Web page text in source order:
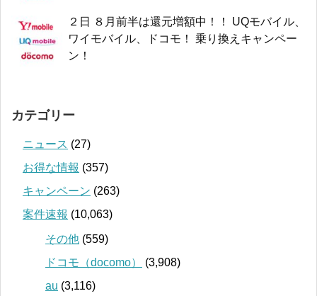
２日 ８月前半は還元増額中！！ UQモバイル、
ワイモバイル、ドコモ！ 乗り換えキャンペー
ン！
カテゴリー
ニュース (27)
お得な情報 (357)
キャンペーン (263)
案件速報 (10,063)
その他 (559)
ドコモ（docomo）
(3,908)
au (3,116)